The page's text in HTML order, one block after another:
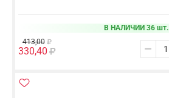
В НАЛИЧИИ 36 шт.
413,00
330,40